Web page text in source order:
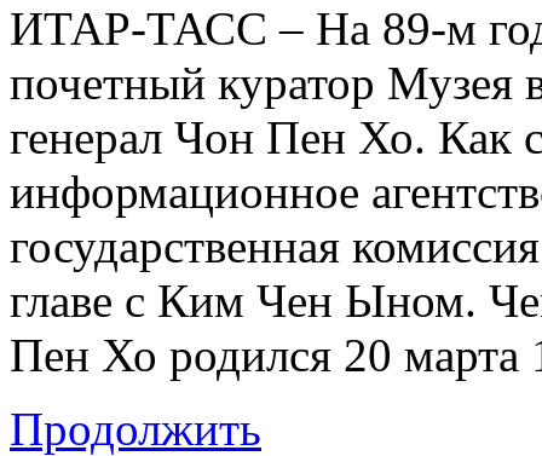
ИТАР-ТАСС – На 89-м
почетный куратор Музея
генерал Чон Пен Хо. Как
информационное
государственная
главе с Ким Чен Ыном.
Пен Хо родился 20
Продолжить